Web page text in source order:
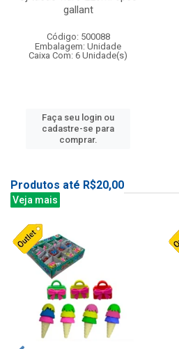
gallant
Código: 500088
Embalagem: Unidade
Caixa Com: 6 Unidade(s)
Faça seu login ou
cadastre-se para
comprar.
Produtos até R$20,00
Veja mais